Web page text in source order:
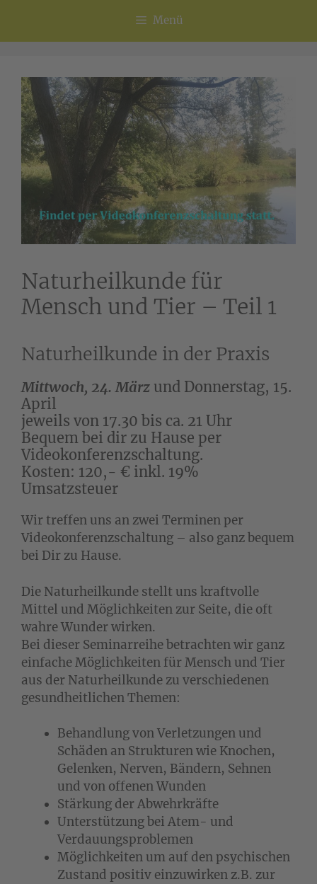
Menü
Naturheilkunde für
Mensch und Tier – Teil 1
Naturheilkunde in der Praxis
Mittwoch, 24. März und Donnerstag, 15.
April
jeweils von 17.30 bis ca. 21 Uhr
Bequem bei dir zu Hause per
Videokonferenzschaltung.
Kosten: 120,- € inkl. 19%
Umsatzsteuer
Wir treffen uns an zwei Terminen per
Videokonferenzschaltung – also ganz bequem
bei Dir zu Hause.
Die Naturheilkunde stellt uns kraftvolle
Mittel und Möglichkeiten zur Seite, die oft
wahre Wunder wirken.
Bei dieser Seminarreihe betrachten wir ganz
einfache Möglichkeiten für Mensch und Tier
aus der Naturheilkunde zu verschiedenen
gesundheitlichen Themen:
Behandlung von Verletzungen und
Schäden an Strukturen wie Knochen,
Gelenken, Nerven, Bändern, Sehnen
und von offenen Wunden
Stärkung der Abwehrkräfte
Unterstützung bei Atem- und
Verdauungsproblemen
Möglichkeiten um auf den psychischen
Zustand positiv einzuwirken z.B. zur